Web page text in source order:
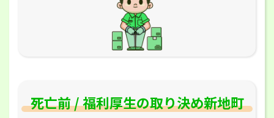
死亡前 / 福利厚生の取り決め新地町